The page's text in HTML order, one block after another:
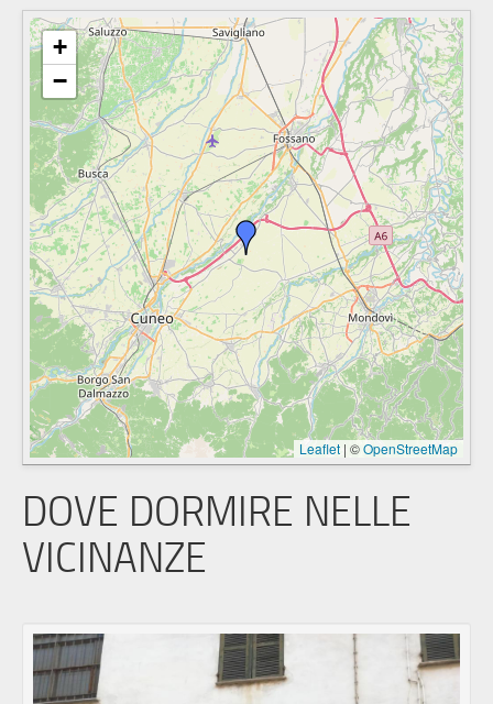
+
−
Leaflet | ©OpenStreetMap
DOVE DORMIRE NELLE
VICINANZE